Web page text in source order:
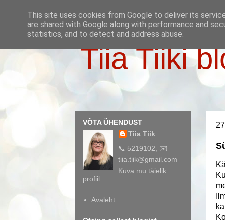
Tiia Tiiki
VÕTA ÜHENDUST
Tiia Tiik
📞 5219102, ✉️
tiia.tiik@gmail.com
Kuva mu täielik
profiil
Avaleht
This site uses cookies from Google to deliver its
are shared with Google along with performance and
statistics, and to detect and address abuse.